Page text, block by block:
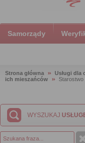
Samorządy
Strona główna Usługi dla
ich mieszańców
Starostwo
WYSZUKAJ